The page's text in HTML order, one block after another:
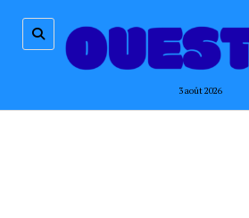
3 août 2026